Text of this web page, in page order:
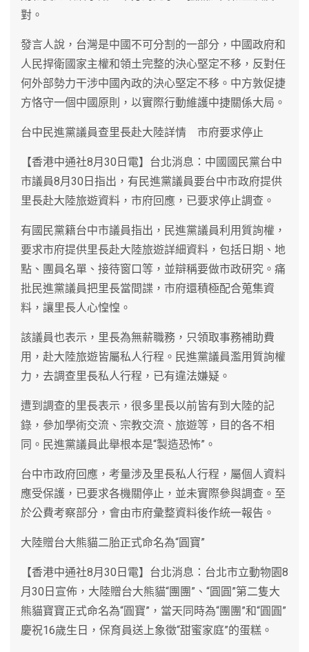
對。
發言人說，台灣是中國不可分割的一部分，中國政府和
人民捍衛國家主權和領土完整的決心堅定不移，反對任
何外部勢力干涉中國內政的決心堅定不移。中方敦促捷
方恪守一個中國原則，以實際行動維護中捷關係大局。
台中民進黨議員查里長赴大陸詳情 市府要求停止
【香港中通社8月30日電】台北消息：中國國民黨台中
市議員8月30日指出，有民進黨議員要台中市政府提供
里長赴大陸旅遊資料，市府回應，已要求停止調查。
有國民黨籍台中市議員指出，民進黨議員利用質詢權，
要求市府提供里長赴大陸旅遊詳細資料，包括日期、地
點、團員名單、接待窗口等，並辯稱要做市政研究。痛
批民進黨議員把里長當間諜，市府還積極配合蒐集資
料，讓里長人心惶惶。
該議員也表示，里長為無薪職務，只領取事務補助費
用，赴大陸旅遊皆屬私人行程。民進黨議員濫用質詢權
力，去調查里長私人行程，已有違法嫌疑。
遭到調查的里長表示，很多里長以前皆有到大陸的記
錄，參加學術交流、宗教交流、旅遊等，目的各不相
同。民進黨議員此舉根本是“製造恐怖”。
台中市政府回應，考量涉及里長私人行程，屬個人資料
應受保護，已要求各機關停止，並未實際參與調查。至
於公費考察部分，會由市府彙整資料後作統一報告。
大陸贈台大熊貓二胎正式命名為“圓寶”
【香港中通社8月30日電】台北消息：台北市立動物園8
月30日宣佈，大陸贈台大熊貓“團團”、“圓圓”第二隻大
熊貓寶寶正式命名為“圓寶”，當天同時為“團團”和“圓圓”
慶祝16歲生日，保育員送上象徵“甜蜜家庭”的蛋糕。